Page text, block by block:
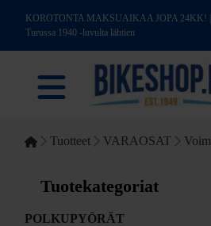
KOROTONTA MAKSUAIKAA JOPA 24KK! |
Turussa 1940 -luvulta lähtien
Tuotteet VARAOSAT
Tuotekategoriat
POLKUPYÖRÄT